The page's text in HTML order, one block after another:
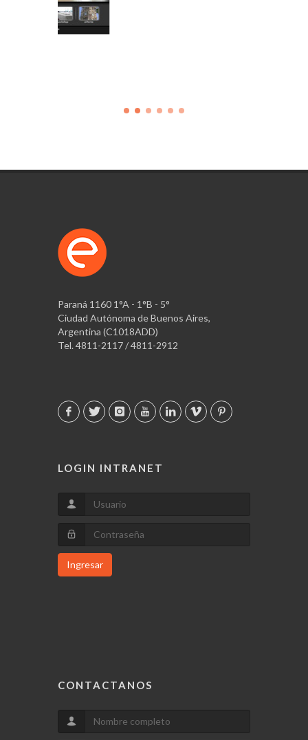
Paraná 1160 1°A - 1°B - 5°
Ciudad Autónoma de Buenos Aires,
Argentina (C1018ADD)
Tel. 4811-2117 / 4811-2912
LOGIN INTRANET
Ingresar
CONTACTANOS